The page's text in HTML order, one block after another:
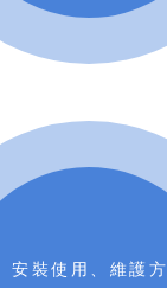
安裝使用、維護方